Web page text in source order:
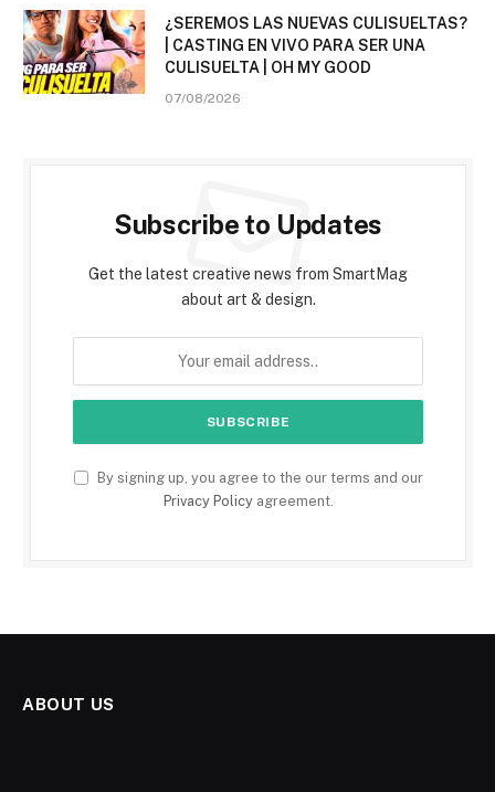
¿SEREMOS LAS NUEVAS CULISUELTAS?
| CASTING EN VIVO PARA SER UNA
CULISUELTA | OH MY GOOD
07/08/2026
Subscribe to Updates
Get the latest creative news from SmartMag
about art & design.
By signing up, you agree to the our terms and our
Privacy Policyagreement.
ABOUT US